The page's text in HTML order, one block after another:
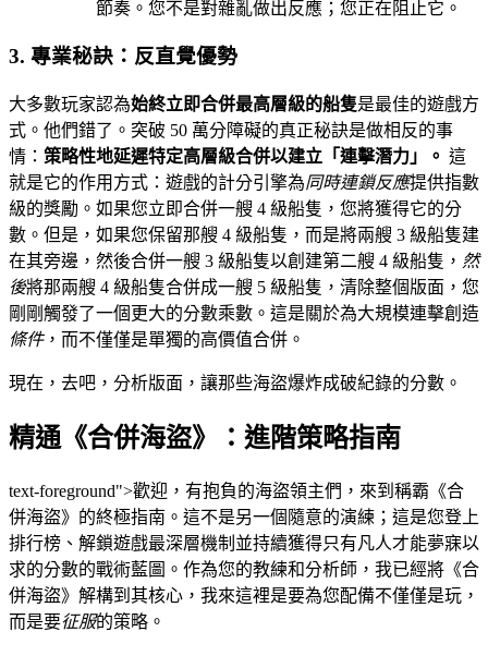
節奏。您不是對雜亂做出反應；您正在阻止它。
3. 專業秘訣：反直覺優勢
大多數玩家認為始終立即合併最高層級的船隻是最佳的遊戲方
式。他們錯了。突破 50 萬分障礙的真正秘訣是做相反的事
情： 策略性地延遲特定高層級合併以建立「連擊潛力」。 這
就是它的作用方式：遊戲的計分引擎為同時連鎖反應提供指數
級的獎勵。如果您立即合併一艘 4 級船隻，您將獲得它的分
數。但是，如果您保留那艘 4 級船隻，而是將兩艘 3 級船隻建
在其旁邊，然後合併一艘 3 級船隻以創建第二艘 4 級船隻， 然
後將那兩艘 4 級船隻合併成一艘 5 級船隻，清除整個版面，您
剛剛觸發了一個更大的分數乘數。這是關於為大規模連擊創造
條件，而不僅僅是單獨的高價值合併。
現在，去吧，分析版面，讓那些海盜爆炸成破紀錄的分數。
精通《合併海盜》：進階策略指南
text-foreground">歡迎，有抱負的海盜領主們，來到稱霸《合
併海盜》的終極指南。這不是另一個隨意的演練；這是您登上
排行榜、解鎖遊戲最深層機制並持續獲得只有凡人才能夢寐以
求的分數的戰術藍圖。作為您的教練和分析師，我已經將《合
併海盜》解構到其核心，我來這裡是要為您配備不僅僅是玩，
而是要征服的策略。